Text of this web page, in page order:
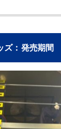
ズ：発売期間